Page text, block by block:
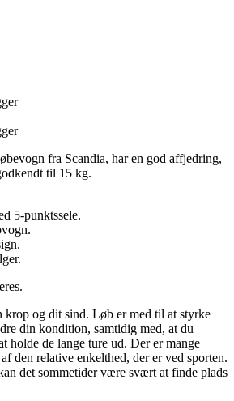
fra Scandia, har en god affjedring,
til 15 kg.
5-punktssele.
krop og dit sind. Løb er med til at styrke
din kondition, samtidig med, at du
holde de lange ture ud. Der er mange
den relative enkelthed, der er ved sporten.
det sommetider være svært at finde plads